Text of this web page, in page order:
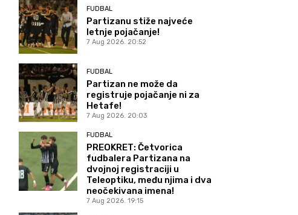
FUDBAL
Partizanu stiže najveće
letnje pojačanje!
7 Aug 2026. 20:52
FUDBAL
Partizan ne može da
registruje pojačanje ni za
Hetafe!
7 Aug 2026. 20:03
FUDBAL
PREOKRET: Četvorica
fudbalera Partizana na
dvojnoj registraciji u
Teleoptiku, među njima i dva
neočekivana imena!
7 Aug 2026. 19:15